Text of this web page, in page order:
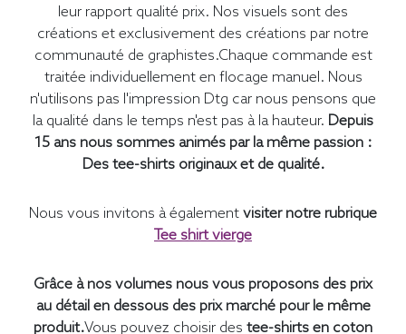
leur rapport qualité prix. Nos visuels sont des
créations et exclusivement des créations par notre
communauté de graphistes.Chaque commande est
traitée individuellement en flocage manuel. Nous
n'utilisons pas l'impression Dtg car nous pensons que
la qualité dans le temps n'est pas à la hauteur. Depuis
15 ans nous sommes animés par la même passion :
Des tee-shirts originaux et de qualité.
Nous vous invitons à également visiter notre rubrique
Tee shirt vierge
Grâce à nos volumes nous vous proposons des prix
au détail en dessous des prix marché pour le même
produit.Vous pouvez choisir des tee-shirts en coton